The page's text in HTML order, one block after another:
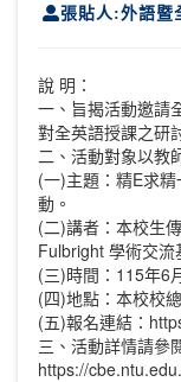
張貼人:外語暨
說 明：
一、旨揭活動邀請
對全英語授課之研
二、活動對象以教
(一)主題：精E求
動。
(二)講者：本校生
Fulbright 學術交流
(三)時間：115年6
(四)地點：本校校
(五)報名連結：
三、活動詳情請參
https://